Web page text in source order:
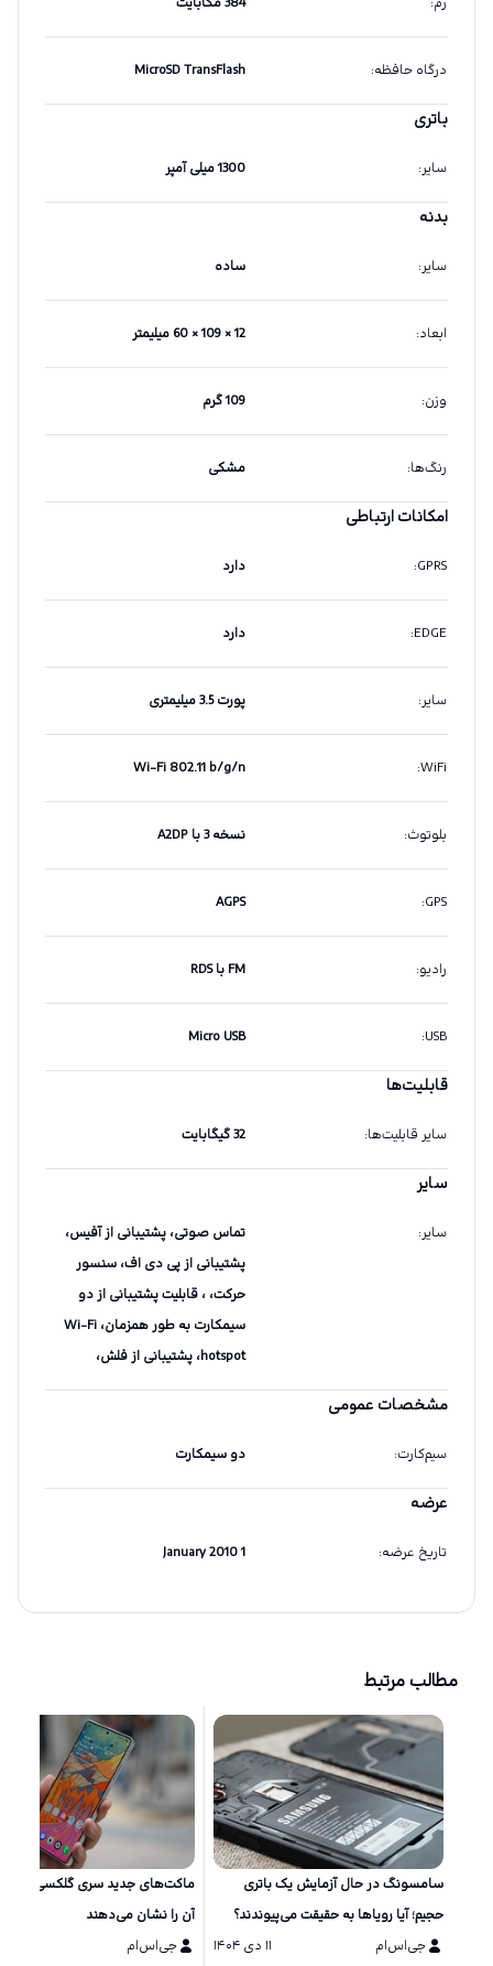
درگاه حافظه:
MicroSD TransFlash
باتری
سایر: 1300 میلی آمپر
بدنه
سایر: ساده
ابعاد: 12 × 109 × 60 میلیمتر
وزن: 109 گرم
رنگ‌ها: مشکی
امکانات ارتباطی
GPRS
: دارد
EDGE
: دارد
سایر: پورت 3.5 میلیمتری
WiFi
:
Wi-Fi 802.11 b/g/n
بلوتوث: نسخه 3 با A2DP
GPS
:
AGPS
رادیو: FM با RDS
USB
:
Micro USB
قابلیت‌ها
سایر قابلیت‌ها: 32 گیگابایت
سایر
سایر:
تماس صوتی، پشتیبانی از آفیس،
پشتیبانی از پی دی اف، سنسور
حرکت، ، قابلیت پشتیبانی از دو
سیمکارت به طور همزمان، Wi-Fi
hotspot، پشتیبانی از فلش،
مشخصات عمومی
سیم‌کارت: دو سیمکارت
عرضه
تاریخ عرضه:
1 January 2010
مطالب مرتبط
سامسونگ در حال آزمایش یک باتری
حجیم؛ آیا رویاها به حقیقت می‌پیوندند؟
جی‌اس‌ام
۱۱ دی ۱۴۰۴
آن را نشان می‌دهند
جی‌اس‌ام